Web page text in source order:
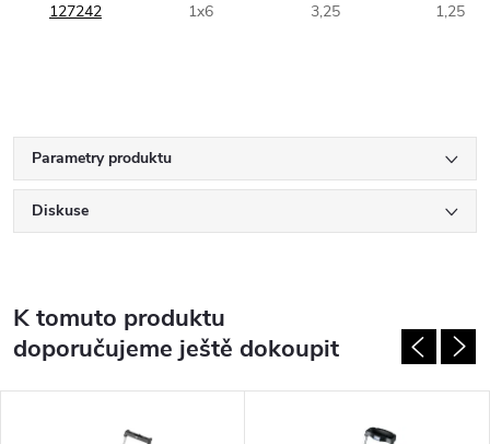
127242
1x6 3,25 1,25
Parametry produktu
Diskuse
K tomuto produktu
doporučujeme ještě dokoupit